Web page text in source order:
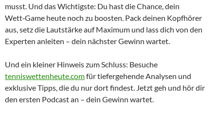
musst. Und das Wichtigste: Du hast die Chance, dein
Wett‑Game heute noch zu boosten. Pack deinen Kopfhörer
aus, setz die Lautstärke auf Maximum und lass dich von den
Experten anleiten – dein nächster Gewinn wartet.
Und ein kleiner Hinweis zum Schluss: Besuche
tenniswettenheute.comfür tiefergehende Analysen und
exklusive Tipps, die du nur dort findest. Jetzt geh und hör dir
den ersten Podcast an – dein Gewinn wartet.